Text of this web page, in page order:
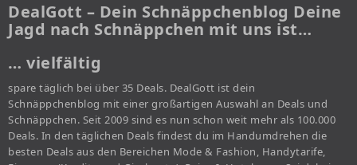
DealGott – Dein Schnäppchenblog Deine
Jagd nach Schnäppchen mit uns ist…
… vielfältig
spare täglich bei über 35 Deals. DealGott ist dein
Schnäppchenblog mit einer großartigen Auswahl an Deals und
Schnäppchen. Seit 2009 sind es nun schon weit mehr als 100.000
Deals. In den täglichen Deals findest du im Handumdrehen die
besten Deals aus den Bereichen Mode & Fashion, Handytarife,